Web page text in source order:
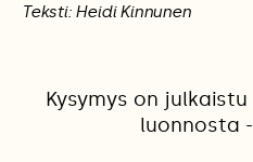
Teksti: Heidi Kinnunen
Kysymys on
luonnosta